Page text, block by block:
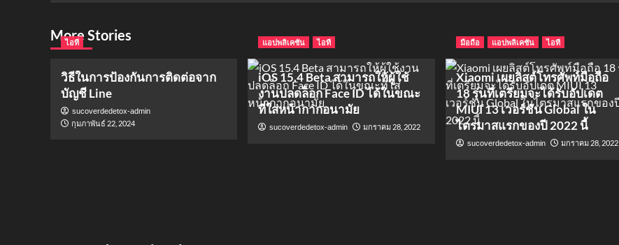
More Stories
ไอที
วิธีในการป้องกันการติดต่อจาก
บัญชี Line
sucoverdedetox-admin
กุมภาพันธ์ 22, 2024
แอปพลิเคชัน ไอที
iOS 15.4 Beta สามารถให้ผู้ใช้
งานปลดล็อก Face ID ได้ในขณะ
ที่ใส่หน้ากากอนามัย
sucoverdedetox-admin มกราคม 28, 2022
มือถือ แอปพลิเคชัน ไอที
Xiaomi เผยลิสต์โทรศัพท์มือถือ
18 รุ่นที่เตรียมจะได้รับอัปเดต
MIUI 13 เวอร์ชัน Global ใน
ไตรมาสแรกของปี 2022 นี้
sucoverdedetox-admin มกราคม 28, 2022